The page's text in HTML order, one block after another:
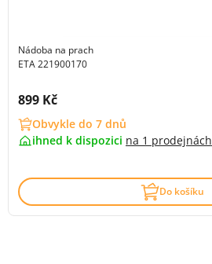
Nádoba na prach
ETA 221900170
Cena s DPH:
899 Kč
Obvykle do 7 dnů
ihned k dispozici na 1 prodejnách
Do košíku